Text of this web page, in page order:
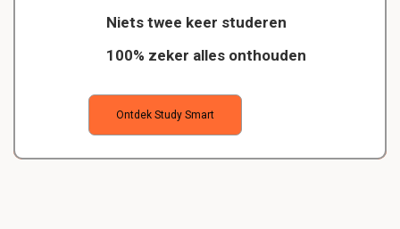
Niets twee keer studeren
100% zeker alles onthouden
Ontdek Study Smart